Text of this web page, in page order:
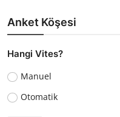
Anket Köşesi
Hangi Vites?
Manuel
Otomatik